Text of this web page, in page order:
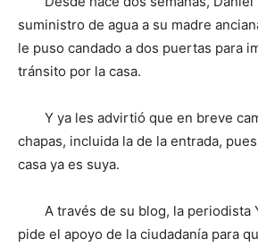
suministro de agua a su madre
le puso candado a dos puertas para
tránsito por la casa.
Y ya les advirtió que en breve
chapas, incluida la de la entrada,
casa ya es suya.
A través de su blog, la periodista
pide el apoyo de la ciudadanía para